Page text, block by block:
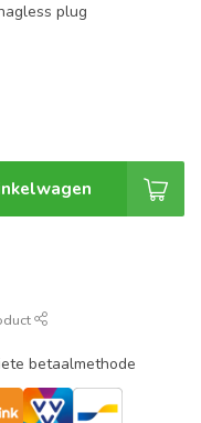
plug
betaalmethode